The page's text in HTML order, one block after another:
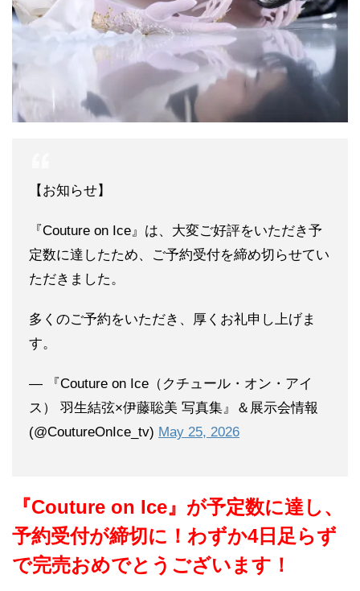
【お知らせ】
『Couture on Ice』は、大変ご好評をいただき予
定数に達したため、ご予約受付を締め切らせてい
ただきました。
多くのご予約をいただき、厚くお礼申し上げま
す。
— 『Couture on Ice（クチュール・オン・アイ
ス） 羽生結弦×伊藤聡美 写真集』＆展示会情報
(@CoutureOnIce_tv) May 25, 2026
『Couture on Ice』が予定数に達し、
予約受付が締切に！わずか4日足らず
で完売おめでとうございます！